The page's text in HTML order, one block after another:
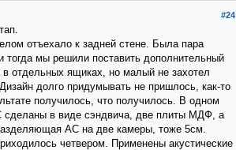
#24
отъехало к задней стене. Была пара
тогда мы решили поставить дополнительный
отдельных ящиках, но малый не захотел
долго придумывать не пришлось, как-то
получилось, что получилось. В одном
сделаны в виде сэндвича, две плиты МДФ, а
АС на две камеры, тоже 5см.
четвером. Применены акустические